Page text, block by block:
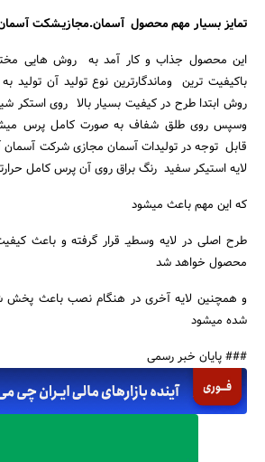
تمایز بسیار مهم محصول آسمان.مجازیـشکت
این محصول جذاب و کار آمد به روش هایی
باکیفیت ترین وماندگارترین نوع تولید آن تولید
روش ابتدا طرح در کیفیت بسیار بالا روی استکر
وسپس روی طلق شفاف به صورت کامل پرس
قابل توجه در تولیدات آسمان مجازی شرکت
لایه استیکر سفید رنگ براق روی آن پرس کامل
که این مهم باعث میشود
طرح اصلی در لایه وسطیـ قرار گرفته و باعث
محصول خواهد شد
و همچنین لایه آخری در هنگام نصب باعث پخش
شده میشود
### پایان خبر رسمی